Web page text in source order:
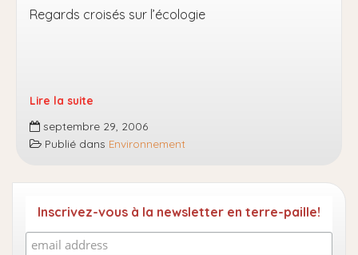
Regards croisés sur l’écologie
Lire la suite
Rabhi
vs.
Hulot
septembre 29, 2006
Publié dans Environnement
Inscrivez-vous à la newsletter en terre-paille!